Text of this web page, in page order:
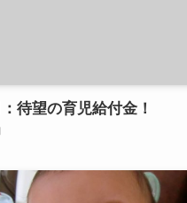
待望の育児給付金！